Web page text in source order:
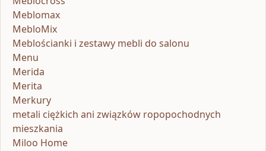
Meblomax
MebloMix
Meblościanki i zestawy mebli do salonu
Menu
Merida
Merita
Merkury
metali ciężkich ani związków ropopochodnych
mieszkania
Miloo Home